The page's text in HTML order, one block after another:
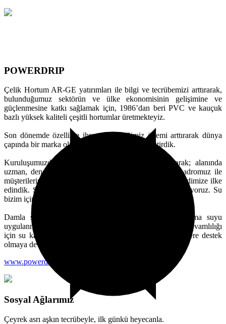
POWERDRIP
Çelik Hortum AR-GE yatırımları ile bilgi ve tecrübemizi arttırarak,
bulunduğumuz sektörün ve ülke ekonomisinin gelişimine ve
güçlenmesine katkı sağlamak için, 1986’dan beri PVC ve kauçuk
bazlı yüksek kaliteli çeşitli hortumlar üretmekteyiz.
Son dönemde özellikle ihracata verdiğimiz önemi arttırarak dünya
çapında bir marka olmayı vizyonumuz haline getirdik.
Kuruluşumuzdan bu yana Power Drip markası olarak; alanında
uzman, deneyimli, disiplinli ve ekip ruhu ile çalışan kadromuz ile
müşterilerimize en kaliteli ürünü ve hizmeti sunmayı kendimize ilke
edindik. Sahip olduğumuz yerel değerlerimize önem veriyoruz. Su
bizim için vazgeçilmez bir kaynak.
Damla sulama sisteminde temel ilke az miktarda sulama suyu
uygulanmasını sağlamaktır. Dünyadaki canlı yaşamının devamlılığı
için su kaynaklarını koruma ve tasarrufu konusunda sizlere destek
olmaya devam ediyoruz.
www.powerdrip.com.tr
Sosyal Ağlarımız
Çeyrek asrı aşkın tecrübeyle, ilk günkü heyecanla.